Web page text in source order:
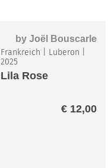
by Joël Bouscarle
Frankreich
Luberon
2025
Lila Rose
€12,00